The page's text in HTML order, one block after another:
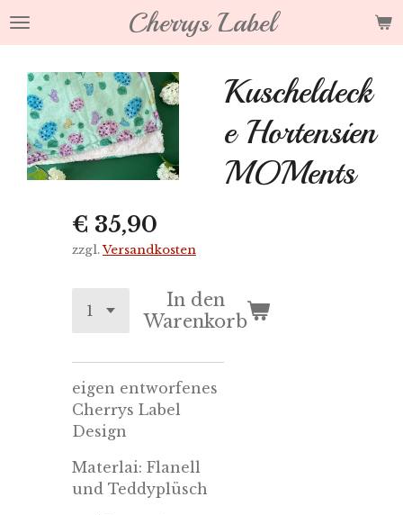
Zum
Cherrys Label
Kuscheldeck
e Hortensien
MOMents
€ 35,90
zzgl.Versandkosten
In den
Warenkorb
eigen entworfenes
Cherrys Label
Design
Materlai: Flanell
und Teddyplüsch